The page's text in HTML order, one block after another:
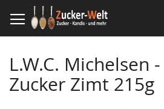
zum
Inhalt
L.W.C. Michelsen
Zucker Zimt 215g